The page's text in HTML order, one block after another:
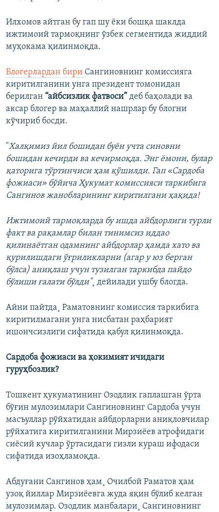
Илхомов айтган бу гап шу ëки бошқа шаклда
ижтимоий тармоқнинг ўзбек сегментида жиддий
муҳокама қилинмоқда.
Блогерлардан бири Сангиновнинг комиссияга
киритилганини унга президент томонидан
берилган “айбсизлик фатвоси” деб баҳолади ва
аксар блогер ва маҳаллий нашрлар бу блогни
кўчириб босди.
"Халқимиз йил бошидан буён учта синовни
бошидан кечирди ва кечирмоқда. Энг ёмони, булар
қаторига тўртинчиси ҳам қўшилди. Гап «Сардоба
фожиаси» бўйича Ҳукумат комиссияси таркибига
Сангинов жанобларининг киритилгани ҳақида!
Ижтимоий тармоқларда бу ишда айбдорлиги турли
факт ва рақамлар билан тинимсиз иддао
қилинаётган одамнинг айбдорлар ҳамда хато ва
қурилишдаги ўғриликларни (агар у юз берган
бўлса) аниқлаш учун тузилган таркибда пайдо
бўлиши ғалати бўлди"¸ дейилади ушбу блогда.
Айни пайтда¸ Раматовнинг комиссия таркибига
киритилмагани унга нисбатан раҳбарият
ишончсизлиги сифатида қабул қилинмоқда.
Сардоба фожиаси ва ҳокимият ичидаги
гуруҳбозлик?
Тошкент ҳукуматининг Озодлик гаплашган ўрта
бўғин мулозимлари Сангиновнинг Сардоба учун
масъуллар рўйхатидан айбдорларни аниқловчилар
рўйхатига киритилганини Мирзиëев атрофидаги
сиëсий кучлар ўртасидаги гизли кураш ифодаси
сифатида изоҳламоқда.
Абдуғани Сангинов ҳам¸ Очилбой Раматов ҳам
узоқ йиллар Мирзиëевга жуда яқин бўлиб келган
мулозимлар. Озодлик манбалари¸ Сангиновнинг